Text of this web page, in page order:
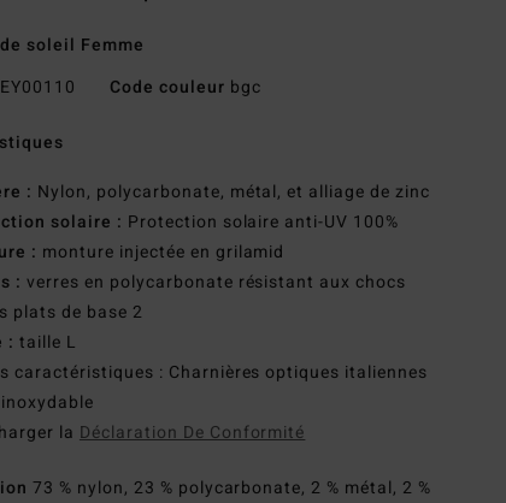
soleil Femme
Code couleur bgc
: Nylon, polycarbonate, métal, et alliage de zinc
solaire : Protection solaire anti-UV 100%
: monture injectée en grilamid
: verres en polycarbonate résistant aux chocs
plats de base 2
: taille L
caractéristiques : Charnières optiques italiennes
inoxydable
la Déclaration De Conformité
73 % nylon, 23 % polycarbonate, 2 % métal, 2 %